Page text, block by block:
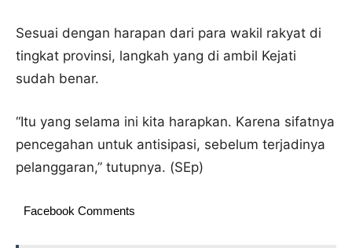
Sesuai dengan harapan dari para wakil rakyat di
tingkat provinsi, langkah yang di ambil Kejati
sudah benar.
“Itu yang selama ini kita harapkan. Karena sifatnya
pencegahan untuk antisipasi, sebelum terjadinya
pelanggaran,” tutupnya. (SEp)
Facebook Comments